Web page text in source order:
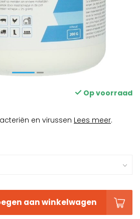
Op voorraad
en virussen Lees meer.
aan winkelwagen